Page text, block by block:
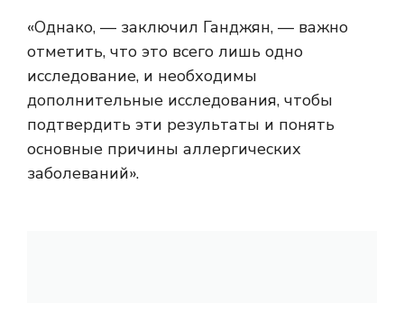
«Однако, — заключил Ганджян, — важно
отметить, что это всего лишь одно
исследование, и необходимы
дополнительные исследования, чтобы
подтвердить эти результаты и понять
основные причины аллергических
заболеваний».